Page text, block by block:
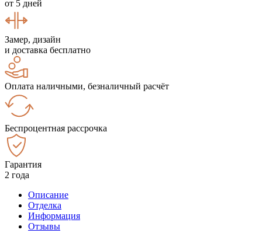
от 5 дней
Замер, дизайн
и доставка бесплатно
Оплата наличными, безналичный расчёт
Беспроцентная рассрочка
Гарантия
2 года
Описание
Отделка
Информация
Отзывы